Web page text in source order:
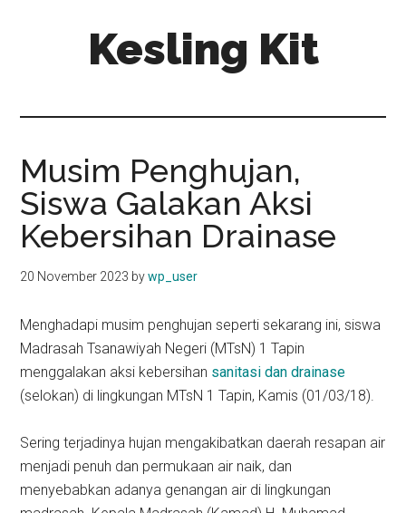
Kesling Kit
Musim Penghujan,
Siswa Galakan Aksi
Kebersihan Drainase
20 November 2023 bywp_user
Menghadapi musim penghujan seperti sekarang ini, siswa
Madrasah Tsanawiyah Negeri (MTsN) 1 Tapin
menggalakan aksi kebersihan sanitasi dan drainase
(selokan) di lingkungan MTsN 1 Tapin, Kamis (01/03/18).
Sering terjadinya hujan mengakibatkan daerah resapan air
menjadi penuh dan permukaan air naik, dan
menyebabkan adanya genangan air di lingkungan